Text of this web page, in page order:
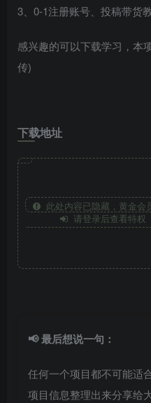
3、0-1注册账号、投稿带货
感兴趣的可以下载学习，本
传)
下载地址
此处内容已隐藏，黄金会
请登录后查看特权
📢 最后想说一句：
任何一个项目都不可能适
项目信息整理出来分享给